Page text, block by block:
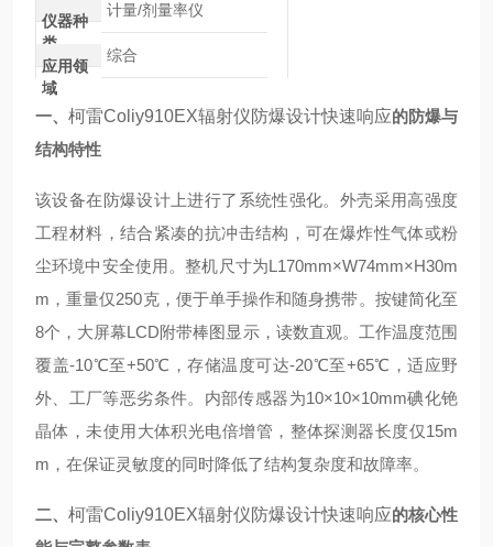
仪器种
类
计量/剂量率仪
应用领
域
综合
一、 柯雷Coliy910EX辐射仪防爆设计快速响应的防爆与
结构特性
该设备在防爆设计上进行了系统性强化。外壳采用高强度
工程材料，结合紧凑的抗冲击结构，可在爆炸性气体或粉
尘环境中安全使用。整机尺寸为L170mm×W74mm×H30m
m，重量仅250克，便于单手操作和随身携带。按键简化至
8个，大屏幕LCD附带棒图显示，读数直观。工作温度范围
覆盖-10℃至+50℃，存储温度可达-20℃至+65℃，适应野
外、工厂等恶劣条件。内部传感器为10×10×10mm碘化铯
晶体，未使用大体积光电倍增管，整体探测器长度仅15m
m，在保证灵敏度的同时降低了结构复杂度和故障率。
二、 柯雷Coliy910EX辐射仪防爆设计快速响应的核心性